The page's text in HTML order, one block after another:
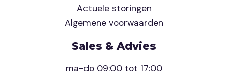
Actuele storingen
Algemene voorwaarden
Sales & Advies
ma-do 09:00 tot 17:00